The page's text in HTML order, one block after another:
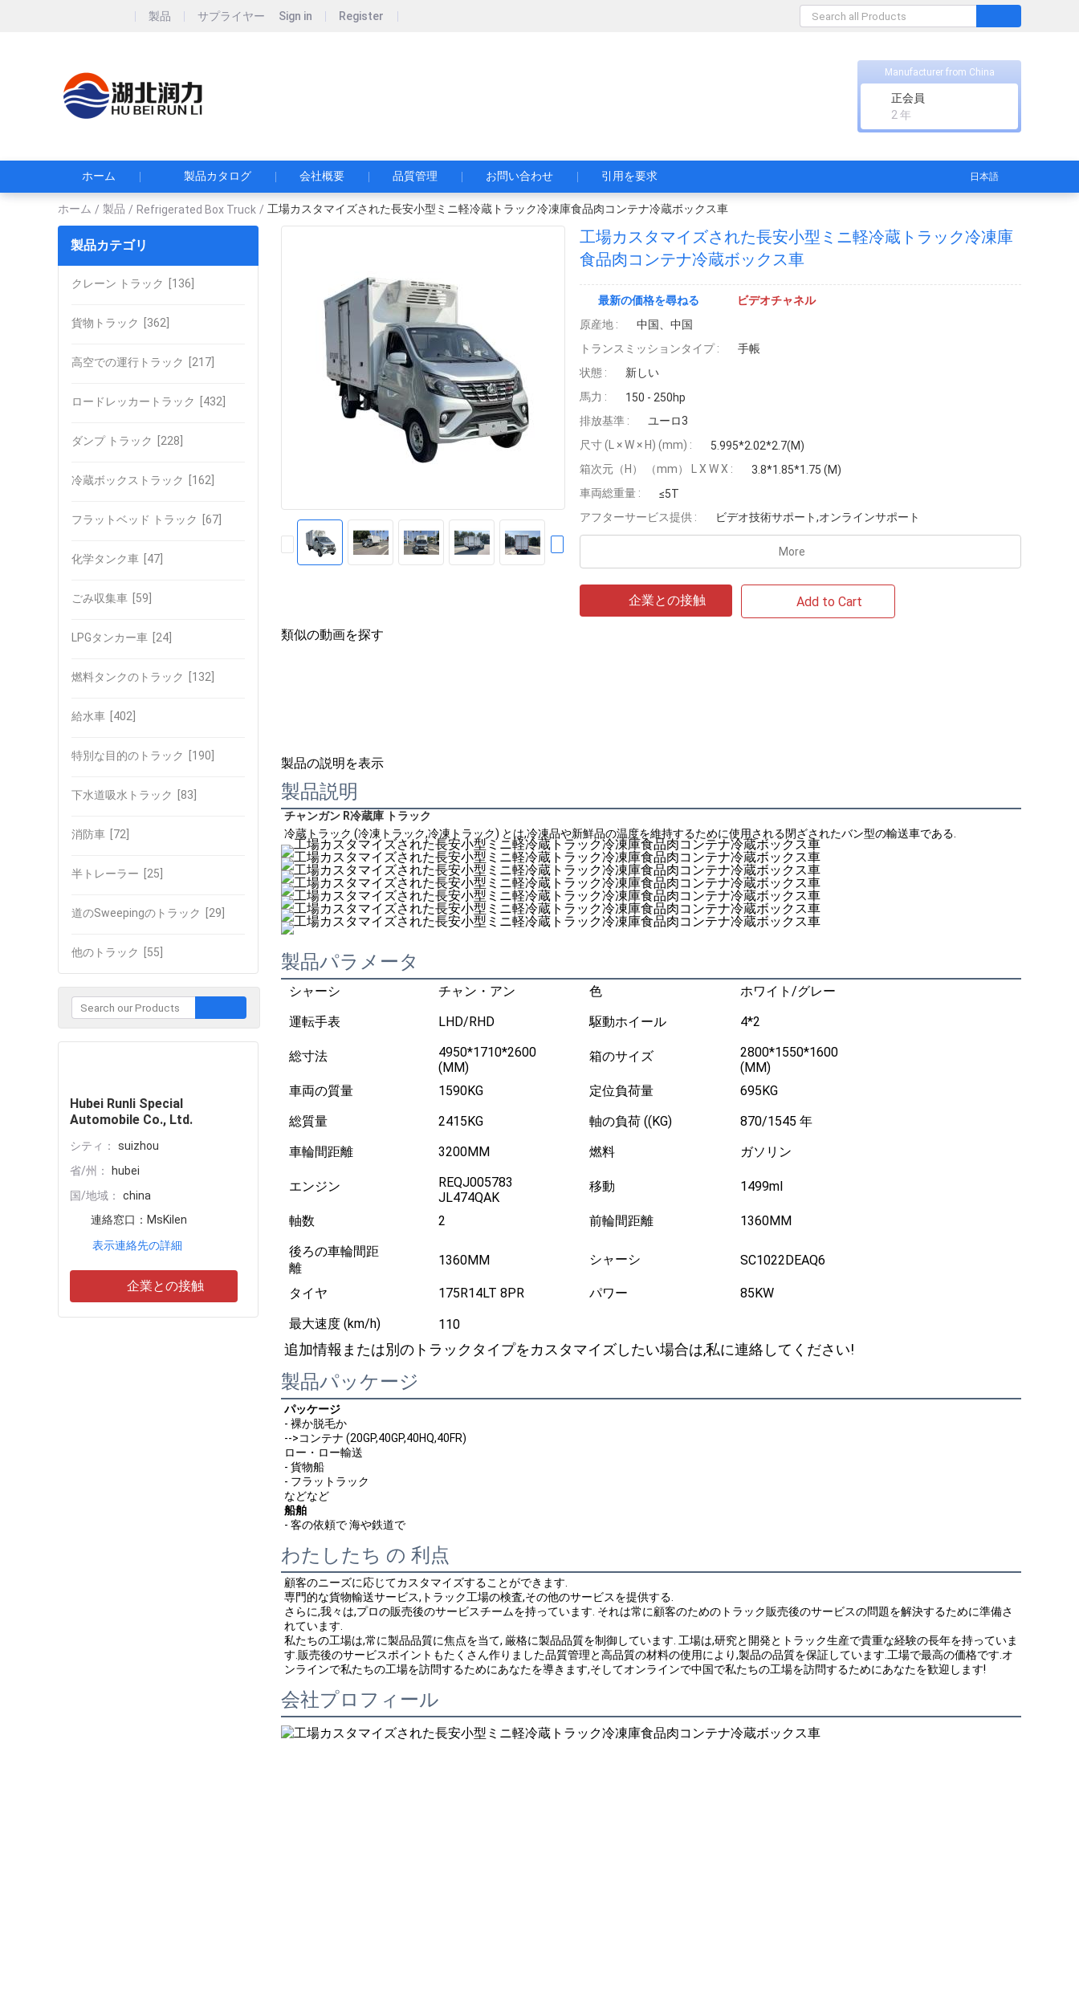
製品 サプライヤー Sign in Register
Manufacturer from China
正会員
2 年
ホーム 製品カタログ 会社概要 品質管理 お問い合わせ 引用を要求 日本語
ホーム / 製品 / Refrigerated Box Truck / 工場カスタマイズされた長安小型ミニ軽冷蔵トラック冷凍庫食品肉コンテナ冷蔵ボックス車
製品カテゴリ
クレーン トラック [136]
貨物トラック [362]
高空での運行トラック [217]
ロードレッカートラック [432]
ダンプ トラック [228]
冷蔵ボックストラック [162]
フラットベッド トラック [67]
化学タンク車 [47]
ごみ収集車 [59]
LPGタンカー車 [24]
燃料タンクのトラック [132]
給水車 [402]
特別な目的のトラック [190]
下水道吸水トラック [83]
消防車 [72]
半トレーラー [25]
道のSweepingのトラック [29]
他のトラック [55]
Hubei Runli Special
Automobile Co., Ltd.
シティ：
suizhou
省/州：
hubei
国/地域：
china
連絡窓口： MsKilen
表示連絡先の詳細
企業との接触
工場カスタマイズされた長安小型ミニ軽冷蔵トラック冷凍庫
食品肉コンテナ冷蔵ボックス車
最新の価格を尋ねる
ビデオチャネル
原産地 :
中国、中国
トランスミッションタイプ :
手帳
状態 :
新しい
馬力 :
150 - 250hp
排放基準 :
ユーロ3
尺寸 (L × W × H) (mm) :
5.995*2.02*2.7(M)
箱次元（H） （mm） L X W X :
3.8*1.85*1.75 (M)
車両総重量 :
≤5T
アフターサービス提供 :
ビデオ技術サポート,オンラインサポート
More
企業との接触 Add to Cart
類似の動画を探す
製品の説明を表示
製品説明
チャンガン R冷蔵庫 トラック
冷蔵トラック (冷凍トラック,冷凍トラック) とは,冷凍品や新鮮品の温度を維持するために使用される閉ざされたバン型の輸送車である.
製品パラメータ
シャーシ チャン・アン 色
ホワイト/グレー
運転手表
LHD/RHD 駆動ホイール 4*2
総寸法
4950*1710*2600
(MM)
箱のサイズ
2800*1550*1600
(MM)
車両の質量
1590KG 定位負荷量
695KG
総質量
2415KG 軸の負荷 ((KG)
870/1545 年
車輪間距離
3200MM 燃料 ガソリン
エンジン
REQJ005783
JL474QAK
移動 1499ml
軸数 2 前輪間距離
1360MM
後ろの車輪間距
離
1360MM シャーシ SC1022DEAQ6
タイヤ 175R14LT 8PR パワー
85KW
最大速度 (km/h)
110
追加情報または別のトラックタイプをカスタマイズしたい場合は,私に連絡してください!
製品パッケージ
パッケージ
- 裸か脱毛か
-->コンテナ (20GP,40GP,40HQ,40FR)
ロー・ロー輸送
- 貨物船
- フラットラック
などなど
船舶
- 客の依頼で 海や鉄道で
わたしたち の 利点
顧客のニーズに応じてカスタマイズすることができます.
専門的な貨物輸送サービス,トラック工場の検査,その他のサービスを提供する.
さらに,我々は,プロの販売後のサービスチームを持っています. それは常に顧客のためのトラック販売後のサービスの問題を解決するために準備さ
れています.
私たちの工場は,常に製品品質に焦点を当て, 厳格に製品品質を制御しています. 工場は,研究と開発とトラック生産で貴重な経験の長年を持っていま
す.販売後のサービスポイントもたくさん作りました品質管理と高品質の材料の使用により,製品の品質を保証しています.工場で最高の価格です.オ
ンラインで私たちの工場を訪問するためにあなたを導きます,そしてオンラインで中国で私たちの工場を訪問するためにあなたを歓迎します!
会社プロフィール